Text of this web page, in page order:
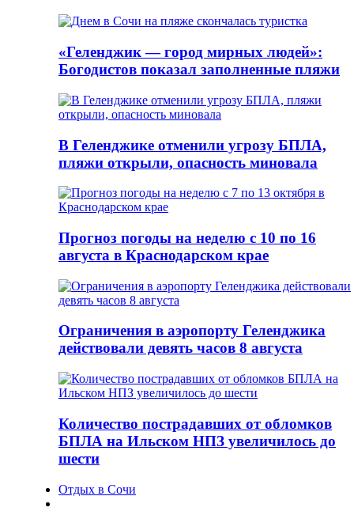
«Геленджик — город мирных людей»:
Богодистов показал заполненные пляжи
В Геленджике отменили угрозу БПЛА,
пляжи открыли, опасность миновала
Прогноз погоды на неделю с 10 по 16
августа в Краснодарском крае
Ограничения в аэропорту Геленджика
действовали девять часов 8 августа
Количество пострадавших от обломков
БПЛА на Ильском НПЗ увеличилось до
шести
Отдых в Сочи